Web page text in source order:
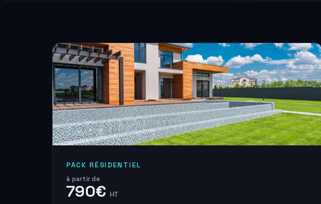
PACK RÉSIDENTIEL
à partir de
790€ HT